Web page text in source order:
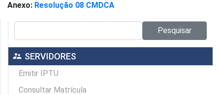
Anexo: Resolução 08 CMDCA
Pesquisar
supervisor_account SERVIDORES
Emitir IPTU
Consultar Matrícula